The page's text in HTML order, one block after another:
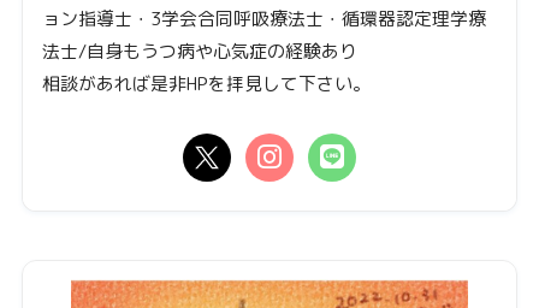
ョン指導士・3学会合同呼吸療法士・循環器認定理学療
法士/自身もうつ病や心気症の経験あり
相談があれば是非HPを拝見して下さい。